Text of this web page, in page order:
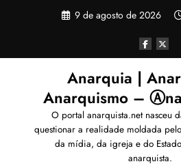
9 de agosto de 2026
Anarquia |
Anarquismo –
O portal anarquista.net nasceu
questionar a realidade moldada
da mídia, da igreja e do
anarquista.